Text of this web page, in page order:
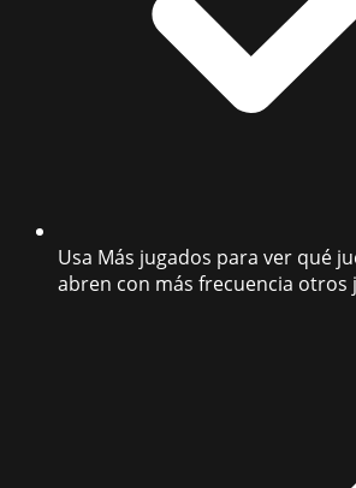
Usa Más jugados para ver qué
abren con más frecuencia otros